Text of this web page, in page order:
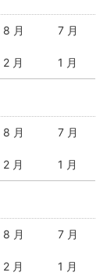
8 月 7 月
2 月 1 月
8 月 7 月
2 月 1 月
8 月 7 月
2 月 1 月